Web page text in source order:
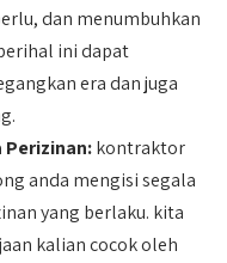
dan menumbuhkan
ini dapat
era dan juga
Perizinan:kontraktor
anda mengisi segala
yang berlaku. kita
kalian cocok oleh